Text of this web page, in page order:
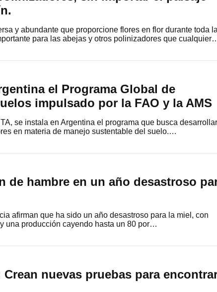
y abundante que proporcione flores en flor durante toda la
para las abejas y otros polinizadores que
el Programa Global de
impulsado por la FAO y la AMS
se instala en Argentina el programa que busca desarrollar
en materia de manejo sustentable del suelo.…
de hambre en un año desastroso
afirman que ha sido un año desastroso para la miel, con
una producción cayendo hasta un 80 por…
nuevas pruebas para